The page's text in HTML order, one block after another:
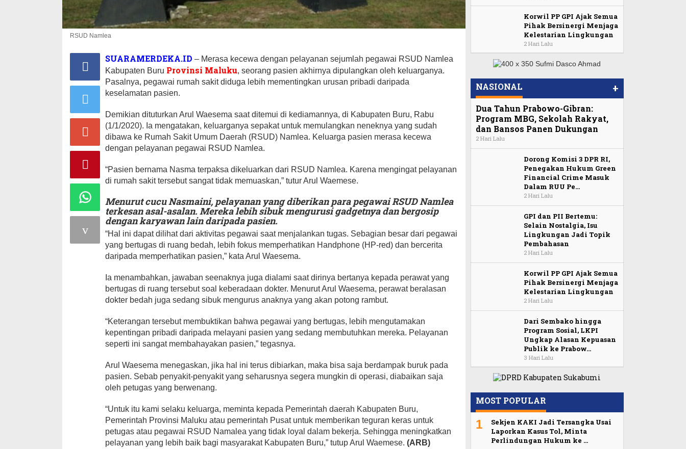
RSUD Namlea
SUARAMERDEKA.ID – Merasa kecewa dengan pelayanan sejumlah pegawai RSUD Namlea
Kabupaten Buru Provinsi Maluku, seorang pasien akhirnya dipulangkan oleh keluarganya.
Pasalnya, pegawai rumah sakit diduga lebih mementingkan urusan pribadi daripada
keselamatan pasien.
Demikian dituturkan Arul Waesema saat ditemui di kediamannya, di Kabupaten Buru, Rabu
(1/1/2020). Ia mengatakan, keluarganya sepakat untuk memulangkan neneknya yang sudah
dibawa ke Rumah Sakit Umum Daerah (RSUD) Namlea. Keluarga pasien merasa kecewa
dengan pelayanan pegawai RSUD Namlea.
“Pasien bernama Nasma terpaksa dikeluarkan dari RSUD Namlea. Karena mengingat pelayanan
di rumah sakit tersebut sangat tidak memuaskan,” tutur Arul Waemese.
Menurut cucu Nasmaini, pelayanan yang diberikan para pegawai RSUD Namlea
terkesan asal-asalan. Mereka lebih sibuk mengurusi gadgetnya dan bergosip
dengan karyawan lain daripada pasien.
“Hal ini dapat dilihat dari aktivitas pegawai saat menjalankan tugas. Sebagian besar dari pegawai
yang bertugas di ruang bedah, lebih fokus memperhatikan Handphone (HP-red) dan bercerita
daripada memperhatikan pasien,” kata Arul Waesema.
Ia menambahkan, jawaban seenaknya juga dialami saat dirinya bertanya kepada perawat yang
bertugas di ruang tersebut soal keberadaan dokter. Menurut Arul Waesema, perawat beralasan
dokter bedah juga sedang sibuk mengurus anaknya yang akan potong rambut.
“Keterangan tersebut membuktikan bahwa pegawai yang bertugas, lebih mengutamakan
kepentingan pribadi daripada melayani pasien yang sedang membutuhkan mereka. Pelayanan
seperti ini sangat membahayakan pasien,” tegasnya.
Arul Waesema menegaskan, jika hal ini terus dibiarkan, maka bisa saja berdampak buruk pada
pasien. Sebab penyakit-penyakit yang seharusnya segera mungkin di operasi, diabaikan saja
oleh petugas yang berwenang.
“Untuk itu kami selaku keluarga, meminta kepada Pemerintah daerah Kabupaten Buru,
Pemerintah Provinsi Maluku atau pemerintah Pusat untuk memberikan teguran keras untuk
petugas atau pegawai RSUD Namalea yang tidak loyal dalam bekerja. Sehingga meningkatkan
pelayanan yang lebih baik bagi masyarakat Kabupaten Buru,” tutup Arul Waemese. (ARB)
Korwil PP GPI Ajak Semua
Pihak Bersinergi Menjaga
Kelestarian Lingkungan
2 Hari Lalu
NASIONAL +
Dua Tahun Prabowo-Gibran:
Program MBG, Sekolah Rakyat,
dan Bansos Panen Dukungan
2 Hari Lalu
Dorong Komisi 3 DPR RI,
Penegakan Hukum Green
Financial Crime Masuk
Dalam RUU Pe…
2 Hari Lalu
GPI dan PII Bertemu:
Selain Nostalgia, Isu
Lingkungan Jadi Topik
Pembahasan
2 Hari Lalu
Korwil PP GPI Ajak Semua
Pihak Bersinergi Menjaga
Kelestarian Lingkungan
2 Hari Lalu
Dari Sembako hingga
Program Sosial, LKPI
Ungkap Alasan Kepuasan
Publik ke Prabow…
3 Hari Lalu
MOST POPULAR
1
Sekjen KAKI Jadi Tersangka Usai
Laporkan Kasus Tol, Minta
Perlindungan Hukum ke …